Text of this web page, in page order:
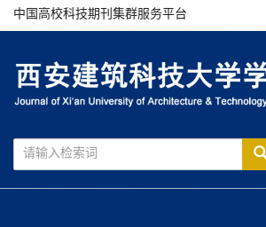
中国高校科技期刊集群服务平台